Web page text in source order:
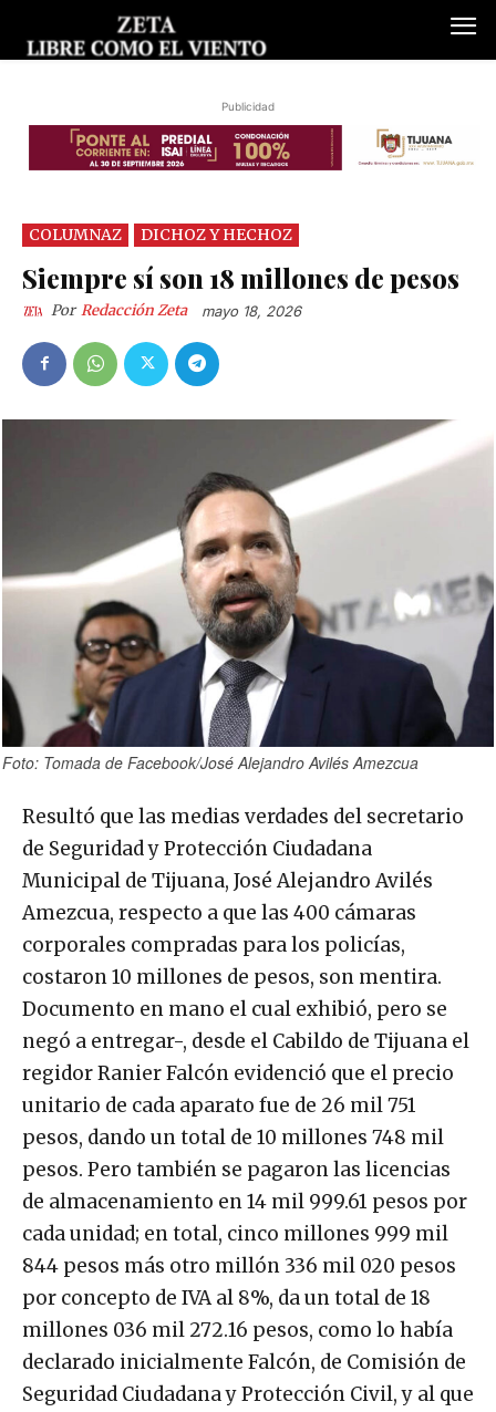
Publicidad
COLUMNAZ DICHOZ Y HECHOZ
Siempre sí son 18 millones de pesos
Por Redacción Zeta mayo 18, 2026
Foto: Tomada de Facebook/José Alejandro Avilés Amezcua
Resultó que las medias verdades del secretario
de Seguridad y Protección Ciudadana
Municipal de Tijuana, José Alejandro Avilés
Amezcua, respecto a que las 400 cámaras
corporales compradas para los policías,
costaron 10 millones de pesos, son mentira.
Documento en mano el cual exhibió, pero se
negó a entregar-, desde el Cabildo de Tijuana el
regidor Ranier Falcón evidenció que el precio
unitario de cada aparato fue de 26 mil 751
pesos, dando un total de 10 millones 748 mil
pesos. Pero también se pagaron las licencias
de almacenamiento en 14 mil 999.61 pesos por
cada unidad; en total, cinco millones 999 mil
844 pesos más otro millón 336 mil 020 pesos
por concepto de IVA al 8%, da un total de 18
millones 036 mil 272.16 pesos, como lo había
declarado inicialmente Falcón, de Comisión de
Seguridad Ciudadana y Protección Civil, y al que